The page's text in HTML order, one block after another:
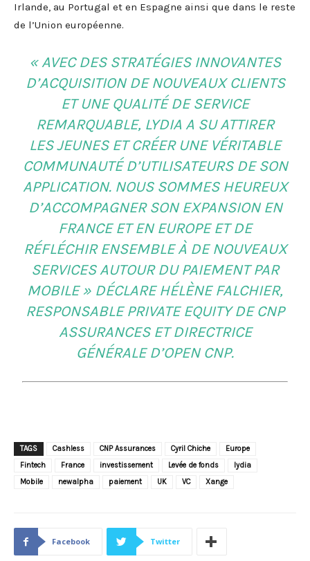
Irlande, au Portugal et en Espagne ainsi que dans le reste
de l’Union européenne.
« AVEC DES STRATÉGIES INNOVANTES
D’ACQUISITION DE NOUVEAUX CLIENTS
ET UNE QUALITÉ DE SERVICE
REMARQUABLE, LYDIA A SU ATTIRER
LES JEUNES ET CRÉER UNE VÉRITABLE
COMMUNAUTÉ D’UTILISATEURS DE SON
APPLICATION. NOUS SOMMES HEUREUX
D’ACCOMPAGNER SON EXPANSION EN
FRANCE ET EN EUROPE ET DE
RÉFLÉCHIR ENSEMBLE À DE NOUVEAUX
SERVICES AUTOUR DU PAIEMENT PAR
MOBILE » DÉCLARE HÉLÈNE FALCHIER,
RESPONSABLE PRIVATE EQUITY DE CNP
ASSURANCES ET DIRECTRICE
GÉNÉRALE D’OPEN CNP.
TAGS Cashless CNP Assurances Cyril Chiche
Europe
Fintech
France investissement Levée de fonds
lydia
Mobile
newalpha paiement UK VC Xange
Facebook Twitter